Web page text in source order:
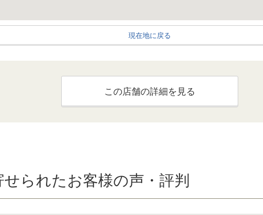
現在地に戻る
この店舗の詳細を見る
られたお客様の声・評判